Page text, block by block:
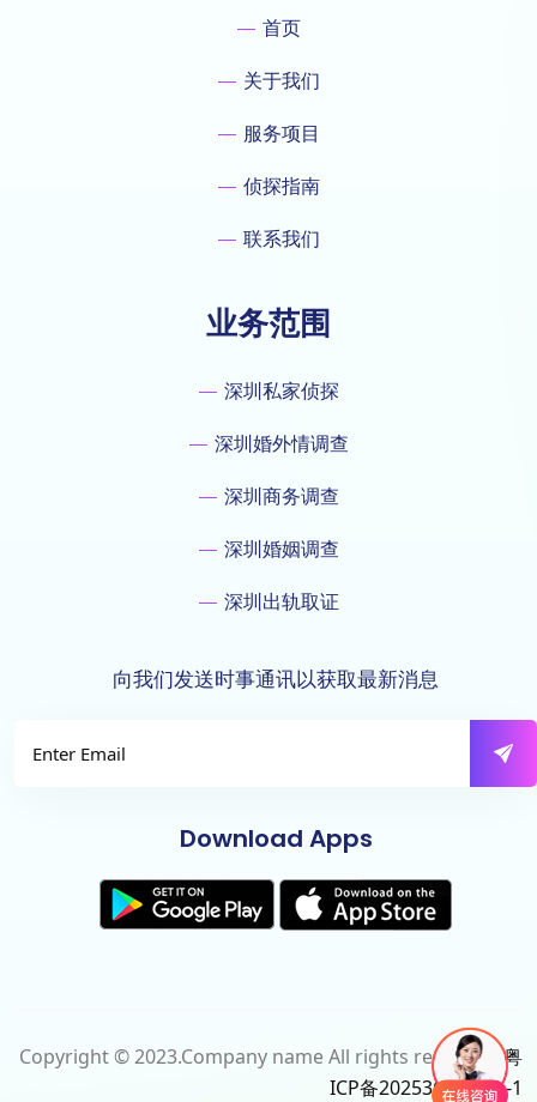
首页
关于我们
服务项目
侦探指南
联系我们
业务范围
深圳私家侦探
深圳婚外情调查
深圳商务调查
深圳婚姻调查
深圳出轨取证
向我们发送时事通讯以获取最新消息
Download Apps
Copyright © 2023.Company name All rights reserved.粤
ICP备2025366006号-1